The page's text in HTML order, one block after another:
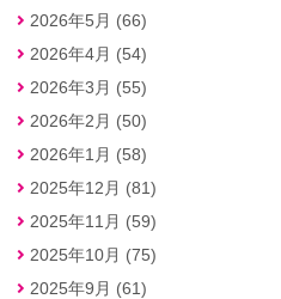
2026年5月 (66)
2026年4月 (54)
2026年3月 (55)
2026年2月 (50)
2026年1月 (58)
2025年12月 (81)
2025年11月 (59)
2025年10月 (75)
2025年9月 (61)